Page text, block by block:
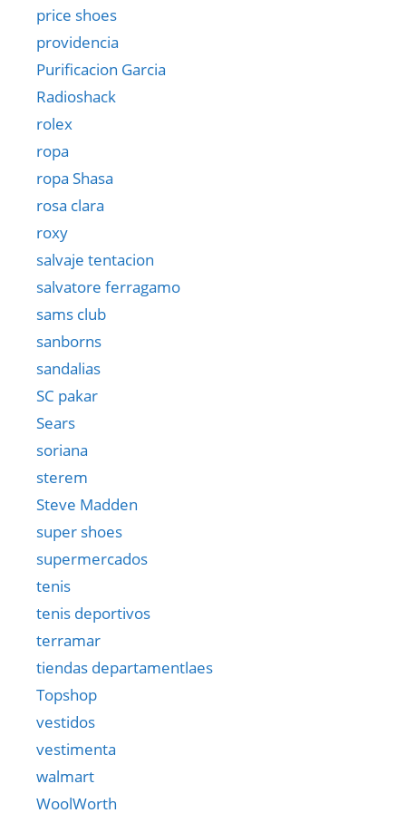
price shoes
providencia
Purificacion Garcia
Radioshack
rolex
ropa
ropa Shasa
rosa clara
roxy
salvaje tentacion
salvatore ferragamo
sams club
sanborns
sandalias
SC pakar
Sears
soriana
sterem
Steve Madden
super shoes
supermercados
tenis
tenis deportivos
terramar
tiendas departamentlaes
Topshop
vestidos
vestimenta
walmart
WoolWorth